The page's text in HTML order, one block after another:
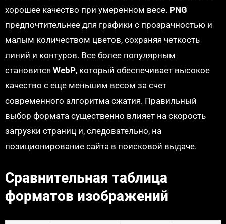
хорошее качество при умеренном весе. PNG
предпочтительнее для графики с прозрачностью и
малым количеством цветов, сохраняя четкость
линий и контуров. Все более популярным
становится WebP, который обеспечивает высокое
качество с еще меньшим весом за счет
современного алгоритма сжатия. Правильный
выбор формата существенно влияет на скорость
загрузки страниц и, следовательно, на
позиционирование сайта в поисковой выдаче.
Сравнительная таблица
форматов изображений